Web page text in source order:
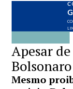
Apesar
Mesmo